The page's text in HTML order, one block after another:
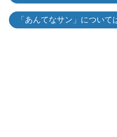
「あんてなサン」につい